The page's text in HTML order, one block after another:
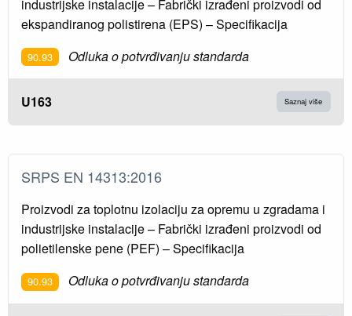
industrijske instalacije – Fabrički izrađeni proizvodi od
ekspandiranog polistirena (EPS) – Specifikacija
90.93 Odluka o potvrđivanju standarda
U163 Saznaj više
SRPS EN 14313:2016
Proizvodi za toplotnu izolaciju za opremu u zgradama i
industrijske instalacije – Fabrički izrađeni proizvodi od
polietilenske pene (PEF) – Specifikacija
90.93 Odluka o potvrđivanju standarda